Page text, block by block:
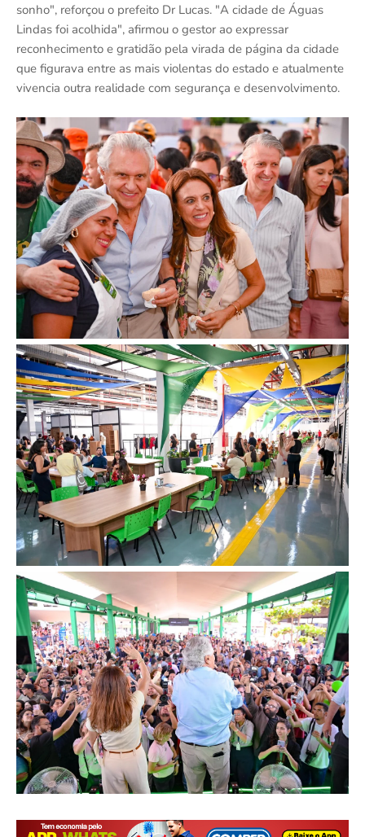
sonho", reforçou o prefeito Dr Lucas. "A cidade de Águas
Lindas foi acolhida", afirmou o gestor ao expressar
reconhecimento e gratidão pela virada de página da cidade
que figurava entre as mais violentas do estado e atualmente
vivencia outra realidade com segurança e desenvolvimento.